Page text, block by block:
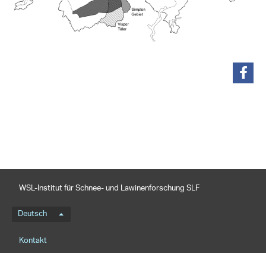
WSL-Institut für Schnee- und Lawinenforschung SLF
Sprachmenü
Deutsch
Footernavigation
Kontakt